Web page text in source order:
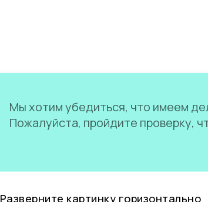
Мы хотим убедиться, что имеем
Пожалуйста, пройдите проверку,
Разверните картинку горизонтально